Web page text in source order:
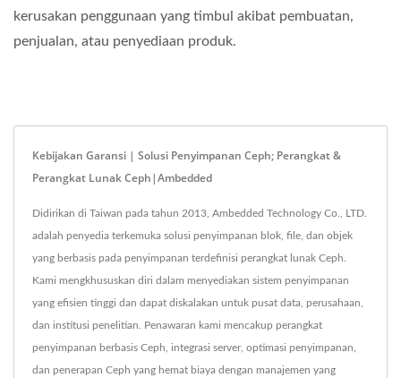
kerusakan penggunaan yang timbul akibat pembuatan,
penjualan, atau penyediaan produk.
Kebijakan Garansi | Solusi Penyimpanan Ceph; Perangkat &
Perangkat Lunak Ceph|Ambedded
Didirikan di Taiwan pada tahun 2013, Ambedded Technology Co., LTD.
adalah penyedia terkemuka solusi penyimpanan blok, file, dan objek
yang berbasis pada penyimpanan terdefinisi perangkat lunak Ceph.
Kami mengkhususkan diri dalam menyediakan sistem penyimpanan
yang efisien tinggi dan dapat diskalakan untuk pusat data, perusahaan,
dan institusi penelitian. Penawaran kami mencakup perangkat
penyimpanan berbasis Ceph, integrasi server, optimasi penyimpanan,
dan penerapan Ceph yang hemat biaya dengan manajemen yang